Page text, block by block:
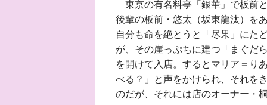
東京の有名料亭「銀華」で板前
後輩の板前・悠太（坂東龍汰）を
自分も命を絶とうと「尽果」にた
が、その崖っぷちに建つ「まぐだ
を開けて入店。するとマリア＝り
べる？」と声をかけられ、それを
のだが、それには店のオーナー・